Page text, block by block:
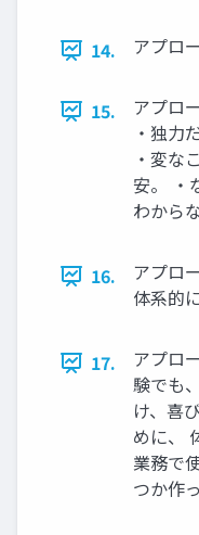
14. アプロ
15.
アプロ
・独力
・変な
安。 ・
わから
16.
アプロ
体系的
17.
アプロ
験でも
け、喜
めに、
業務で
つか作